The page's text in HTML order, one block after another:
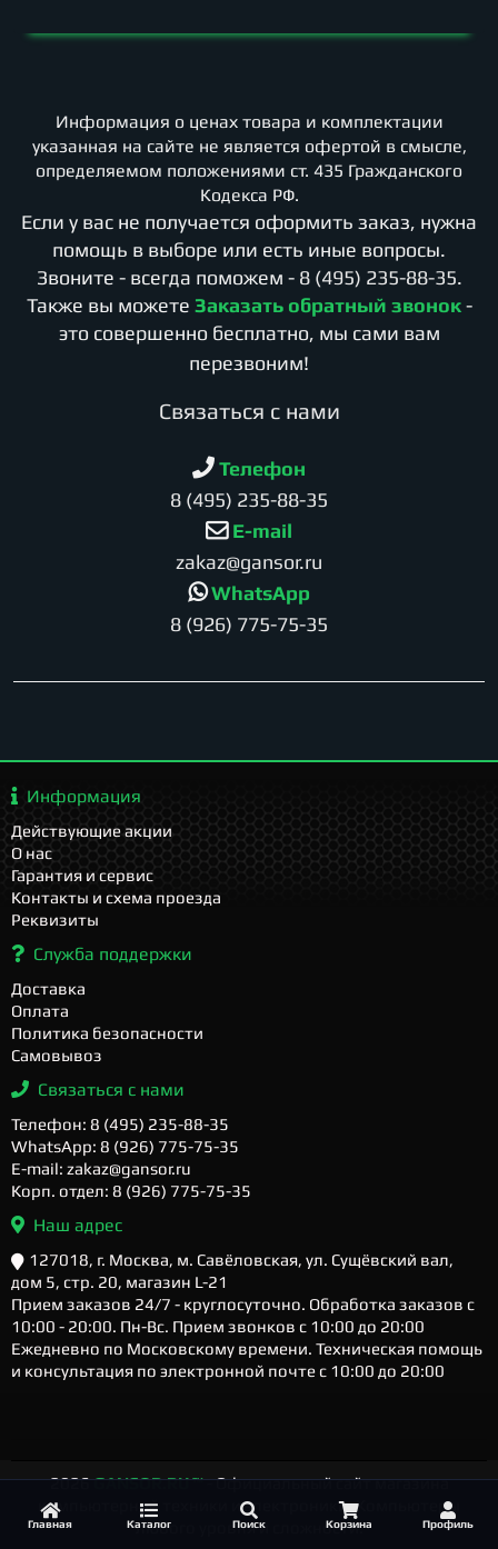
Главная Каталог Поиск Корзина Профиль
Информация о ценах товара и комплектации
указанная на сайте не является офертой в смысле,
определяемом положениями ст. 435 Гражданского
Кодекса РФ.
Если у вас не получается оформить заказ, нужна
помощь в выборе или есть иные вопросы.
Звоните - всегда поможем - 8 (495) 235-88-35.
Также вы можете Заказать обратный звонок -
это совершенно бесплатно, мы сами вам
перезвоним!
Cвязаться с нами
Телефон
8 (495) 235-88-35
E-mail
zakaz@gansor.ru
WhatsApp
8 (926) 775-75-35
Информация
Действующие акции
О нас
Гарантия и сервис
Контакты и схема проезда
Реквизиты
Служба поддержки
Доставка
Оплата
Политика безопасности
Самовывоз
Связаться с нами
Телефон: 8 (495) 235-88-35
WhatsApp: 8 (926) 775-75-35
E-mail: zakaz@gansor.ru
Корп. отдел: 8 (926) 775-75-35
Наш адрес
127018, г. Москва, м. Савёловская, ул. Сущёвский вал,
дом 5, стр. 20, магазин L-21
Прием заказов 24/7 - круглосуточно. Обработка заказов с
10:00 - 20:00. Пн-Вс. Прием звонков с 10:00 до 20:00
Ежедневно по Московскому времени. Техническая помощь
и консультация по электронной почте с 10:00 до 20:00
2026GANSOR.RU ™- Официальный сайт магазина
компьютерной техники и электроники. Компьютеры
любого уровня и сложности.